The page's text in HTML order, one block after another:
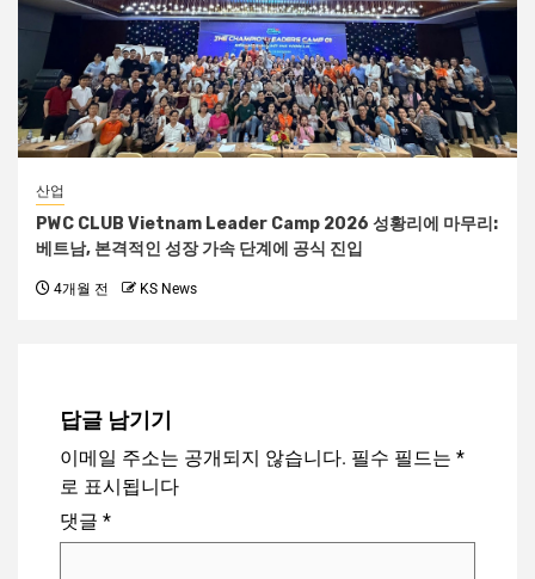
산업
PWC CLUB Vietnam Leader Camp 2026 성황리에 마무리:
베트남, 본격적인 성장 가속 단계에 공식 진입
4개월 전 KS News
답글 남기기
이메일 주소는 공개되지 않습니다. 필수 필드는 *
로 표시됩니다
댓글 *